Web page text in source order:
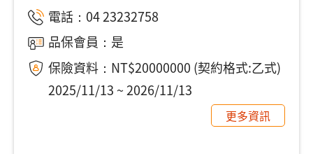
電話： 04 23232758
品保會員：是
保險資料：NT$20000000 (契約格式:乙式)
2025/11/13 ~ 2026/11/13
更多資訊